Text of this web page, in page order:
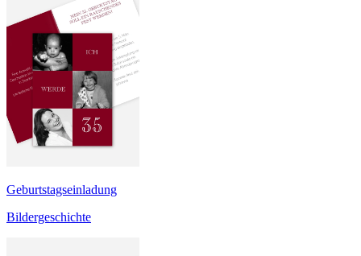
Geburtstagseinladung
Bildergeschichte